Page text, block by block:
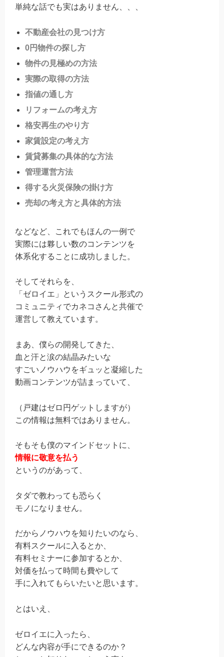
単純な話でも実はありません、、、
不動産会社の見つけ方
0円物件の探し方
物件の見極めの方法
実際の取得の方法
指値の通し方
リフォームの考え方
格安再生のやり方
家賃設定の考え方
賃貸募集の具体的な方法
管理運営方法
得する火災保険の掛け方
売却の考え方と具体的方法
などなど、これでもほんの一例で
実際には夥しい数のコンテンツを
体系化することに成功しました。
そしてそれらを、
「ゼロイエ」というスクール形式の
コミュニティでカネコさんと共催で
運営して教えています。
まあ、僕らの開発してきた、
血と汗と涙の結晶みたいな
すごいノウハウをギュッと凝縮した
動画コンテンツが詰まっていて、
（戸建はゼロ円ゲットしますが）
この情報は無料ではありません。
そもそも僕のマインドセットに、
情報に敬意を払う
というのがあって、
タダで教わっても恐らく
モノになりません。
だからノウハウを知りたいのなら、
有料スクールに入るとか、
有料セミナーに参加するとか、
対価を払って時間も費やして
手に入れてもらいたいと思います。
とはいえ、
ゼロイエに入ったら、
どんな内容が手にできるのか？